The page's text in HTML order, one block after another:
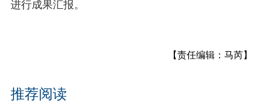
进行成果汇报。
【责任编辑：马芮】
推荐阅读